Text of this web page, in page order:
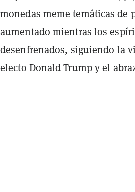
monedas meme temáticas de
aumentado mientras los
desenfrenados, siguiendo la
electo Donald Trump y el